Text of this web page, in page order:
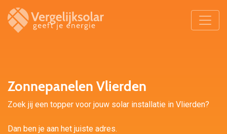
Zonnepanelen Vlierden
Zoek jij een topper voor jouw solar installatie in Vlierden?
Dan ben je aan het juiste adres.